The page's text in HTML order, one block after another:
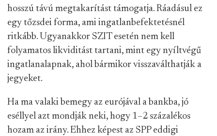
hosszú távú megtakarítást támogatja. Ráadásul ez
egy tőzsdei forma, ami ingatlanbefektetésnél
ritkább. Ugyanakkor SZIT esetén nem kell
folyamatos likviditást tartani, mint egy nyíltvégű
ingatlanalapnak, ahol bármikor visszaválthatják a
jegyeket.
Ha ma valaki bemegy az eurójával a bankba, jó
eséllyel azt mondják neki, hogy 1–2 százalékos
hozam az irány. Ehhez képest az SPP eddigi